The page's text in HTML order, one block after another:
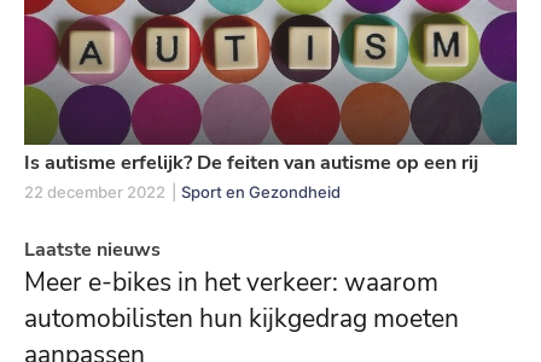
Is autisme erfelijk? De feiten van autisme op een rij
22 december 2022 Sport en Gezondheid
Laatste nieuws
Meer e-bikes in het verkeer: waarom
automobilisten hun kijkgedrag moeten
aanpassen